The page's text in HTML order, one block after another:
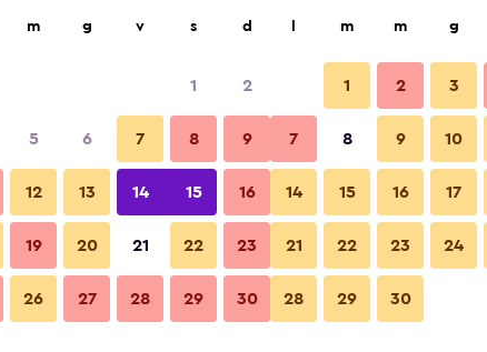
Inn Mostra prezzi
Inn Mostra prezzi
m g v s d
1 2
5 6 7 8 9
12 13 14 15 16
19 20 21 22 23
26 27 28 29 30
m m g
1 2 3
7 8 9 10
14 15 16 17
21 22 23 24
28 29 30